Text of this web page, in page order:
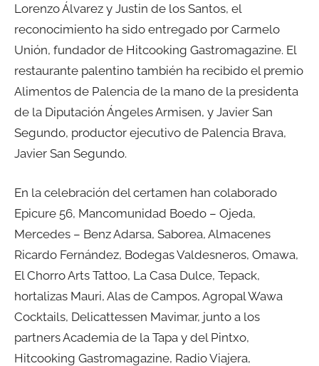
Lorenzo Álvarez y Justin de los Santos, el
reconocimiento ha sido entregado por Carmelo
Unión, fundador de Hitcooking Gastromagazine. El
restaurante palentino también ha recibido el premio
Alimentos de Palencia de la mano de la presidenta
de la Diputación Ángeles Armisen, y Javier San
Segundo, productor ejecutivo de Palencia Brava,
Javier San Segundo.
En la celebración del certamen han colaborado
Epicure 56, Mancomunidad Boedo – Ojeda,
Mercedes – Benz Adarsa, Saborea, Almacenes
Ricardo Fernández, Bodegas Valdesneros, Omawa,
El Chorro Arts Tattoo, La Casa Dulce, Tepack,
hortalizas Mauri, Alas de Campos, Agropal Wawa
Cocktails, Delicattessen Mavimar, junto a los
partners Academia de la Tapa y del Pintxo,
Hitcooking Gastromagazine, Radio Viajera,